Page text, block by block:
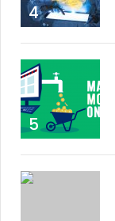
4
5